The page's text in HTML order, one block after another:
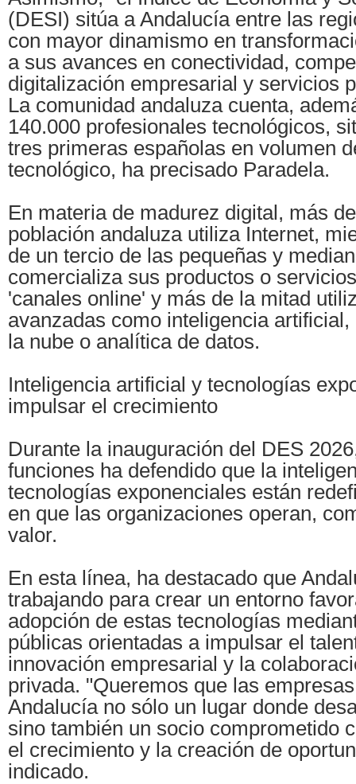
(DESI) sitúa a Andalucía entre las
con mayor dinamismo en
a sus avances en conectividad,
digitalización empresarial y servicios
La comunidad andaluza cuenta,
140.000 profesionales tecnológicos,
tres primeras españolas en volumen
tecnológico, ha precisado Paradela.
En materia de madurez digital, más
población andaluza utiliza Internet,
de un tercio de las pequeñas y
comercializa sus productos o
'canales online' y más de la mitad
avanzadas como inteligencia
la nube o analítica de datos.
Inteligencia artificial y tecnologías
impulsar el crecimiento
Durante la inauguración del DES
funciones ha defendido que la
tecnologías exponenciales están
en que las organizaciones operan,
valor.
En esta línea, ha destacado que
trabajando para crear un entorno
adopción de estas tecnologías
públicas orientadas a impulsar el
innovación empresarial y la
privada. "Queremos que las
Andalucía no sólo un lugar donde
sino también un socio comprometido
el crecimiento y la creación de
indicado.